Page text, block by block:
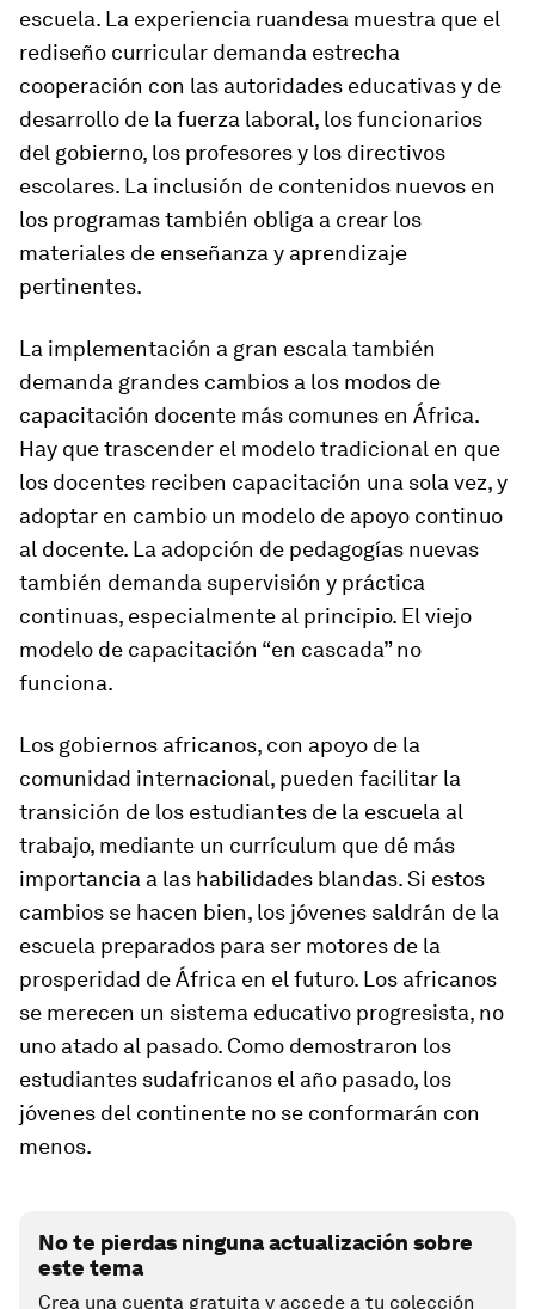
escuela. La experiencia ruandesa muestra que el
rediseño curricular demanda estrecha
cooperación con las autoridades educativas y de
desarrollo de la fuerza laboral, los funcionarios
del gobierno, los profesores y los directivos
escolares. La inclusión de contenidos nuevos en
los programas también obliga a crear los
materiales de enseñanza y aprendizaje
pertinentes.
La implementación a gran escala también
demanda grandes cambios a los modos de
capacitación docente más comunes en África.
Hay que trascender el modelo tradicional en que
los docentes reciben capacitación una sola vez, y
adoptar en cambio un modelo de apoyo continuo
al docente. La adopción de pedagogías nuevas
también demanda supervisión y práctica
continuas, especialmente al principio. El viejo
modelo de capacitación “en cascada” no
funciona.
Los gobiernos africanos, con apoyo de la
comunidad internacional, pueden facilitar la
transición de los estudiantes de la escuela al
trabajo, mediante un currículum que dé más
importancia a las habilidades blandas. Si estos
cambios se hacen bien, los jóvenes saldrán de la
escuela preparados para ser motores de la
prosperidad de África en el futuro. Los africanos
se merecen un sistema educativo progresista, no
uno atado al pasado. Como demostraron los
estudiantes sudafricanos el año pasado, los
jóvenes del continente no se conformarán con
menos.
No te pierdas ninguna actualización sobre
este tema
Crea una cuenta gratuita y accede a tu colección